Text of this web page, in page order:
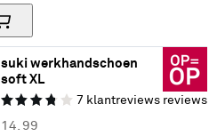
suki werkhandschoen
soft XL
7 klantreviews reviews
14. 99